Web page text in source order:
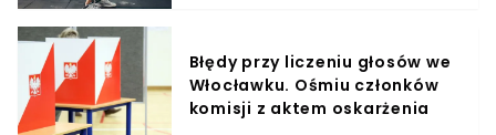
Błędy przy liczeniu głosów we
Włocławku. Ośmiu członków
komisji z aktem oskarżenia